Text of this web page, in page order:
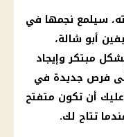
سيلمع نجمها في
أبو شالة،
مبتكر وإيجاد
فرص جديدة في
عليك أن تكون متفتح
تتاح لك.